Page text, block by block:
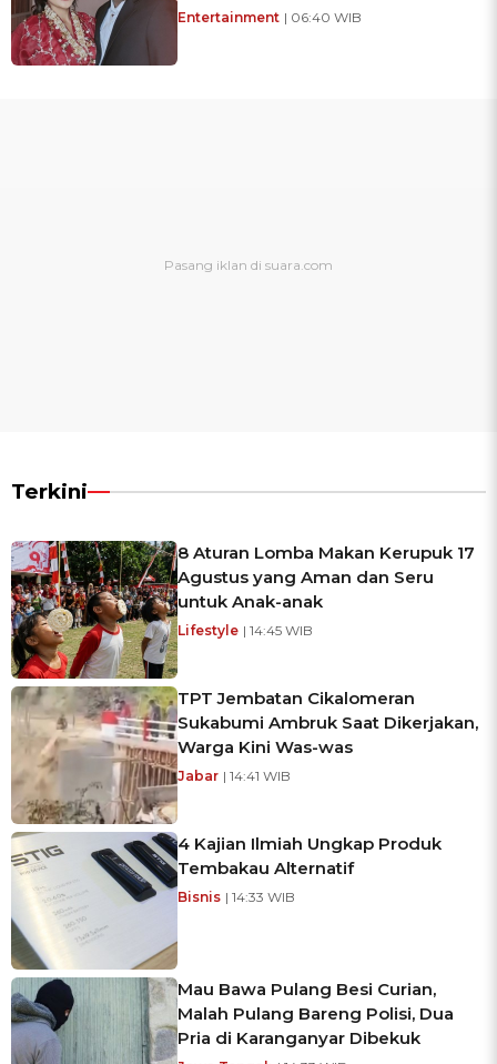
Entertainment | 06:40 WIB
Terkini
8 Aturan Lomba Makan Kerupuk 17
Agustus yang Aman dan Seru
untuk Anak-anak
Lifestyle | 14:45 WIB
TPT Jembatan Cikalomeran
Sukabumi Ambruk Saat Dikerjakan,
Warga Kini Was-was
Jabar | 14:41 WIB
4 Kajian Ilmiah Ungkap Produk
Tembakau Alternatif
Bisnis | 14:33 WIB
Mau Bawa Pulang Besi Curian,
Malah Pulang Bareng Polisi, Dua
Pria di Karanganyar Dibekuk